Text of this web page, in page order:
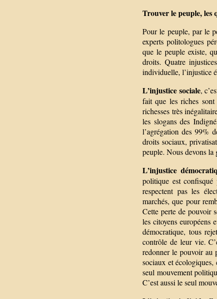
Trouver le peuple, les
Pour le peuple, par le
experts politologues
que le peuple existe,
droits. Quatre
individuelle, l’injustice
L’injustice sociale,
fait que les riches
richesses très
les slogans des
l’agrégation des 99%
droits sociaux,
peuple. Nous devons la
L’injustice
politique est confisqué
respectent pas les
marchés, que pour
Cette perte de pouvoir
les citoyens européens
démocratique, tous
contrôle de leur vie.
redonner le pouvoir au
sociaux et
seul mouvement
C’est aussi le seul